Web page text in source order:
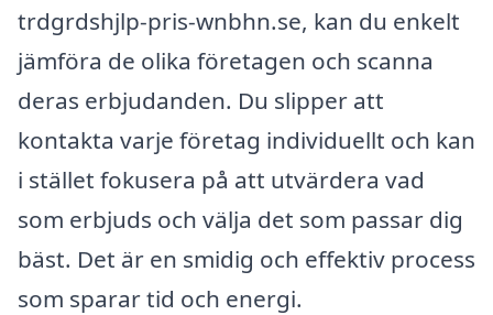
trdgrdshjlp-pris-wnbhn.se, kan du enkelt
jämföra de olika företagen och scanna
deras erbjudanden. Du slipper att
kontakta varje företag individuellt och kan
i stället fokusera på att utvärdera vad
som erbjuds och välja det som passar dig
bäst. Det är en smidig och effektiv process
som sparar tid och energi.